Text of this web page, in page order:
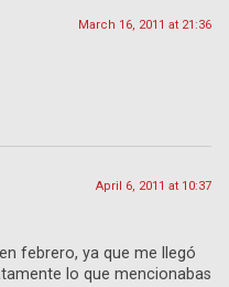
March 16, 2011 at 21:36
April 6, 2011 at 10:37
febrero, ya que me llegó
lo que mencionabas